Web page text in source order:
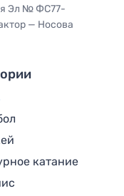
Эл № ФС77-
— Носова
катание